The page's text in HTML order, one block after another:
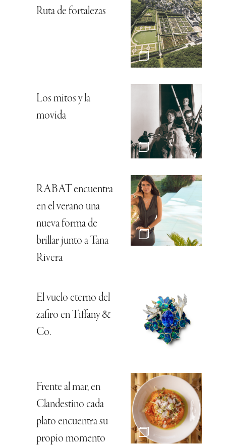
Ruta de fortalezas
Los mitos y la
movida
RABAT encuentra
en el verano una
nueva forma de
brillar junto a Tana
Rivera
El vuelo eterno del
zafiro en Tiffany &
Co.
Frente al mar, en
Clandestino cada
plato encuentra su
propio momento